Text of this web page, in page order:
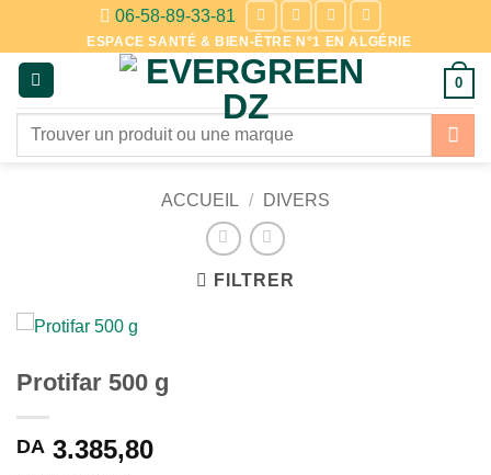
contenu
06-58-89-33-81
ESPACE SANTÉ & BIEN-ÊTRE N°1 EN ALGÉRIE
0
Recherche
ACCUEIL / DIVERS
FILTRER
Protifar 500 g
DA 3.385,80